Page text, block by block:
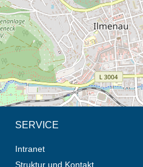
SERVICE
Intranet
Struktur und Kontakt